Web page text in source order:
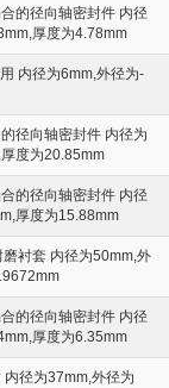
的径向轴密封件 内径
厚度为4.78mm
内径为6mm,外径为-
径向轴密封件 内径为
度为20.85mm
的径向轴密封件 内径
厚度为15.88mm
衬套 内径为50mm,外
的径向轴密封件 内径
厚度为6.35mm
径为37mm,外径为